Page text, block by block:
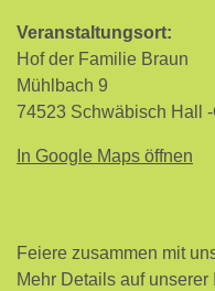
Veranstaltungsort:
Hof der Familie Braun
Mühlbach 9
74523 Schwäbisch Hall
In Google Maps öffnen
Feiere zusammen mit
Mehr Details auf unserer